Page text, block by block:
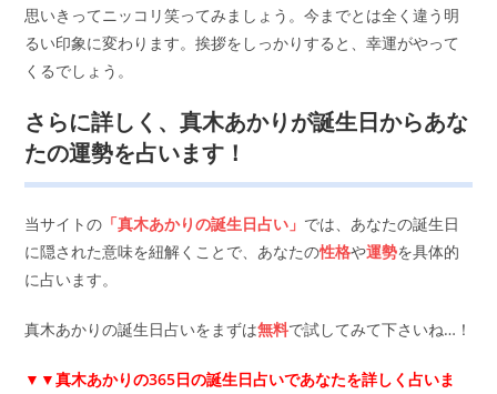
思いきってニッコリ笑ってみましょう。今までとは全く違う明
るい印象に変わります。挨拶をしっかりすると、幸運がやって
くるでしょう。
さらに詳しく、真木あかりが誕生日からあな
たの運勢を占います！
当サイトの 「真木あかりの誕生日占い」 では、あなたの誕生日
に隠された意味を紐解くことで、あなたの性格や運勢を具体的
に占います。
真木あかりの誕生日占いをまずは無料で試してみて下さいね…！
▼▼真木あかりの365日の誕生日占いであなたを詳しく占いま